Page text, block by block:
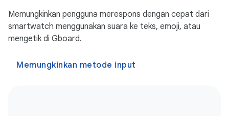
Memungkinkan pengguna merespons dengan cepat dari
smartwatch menggunakan suara ke teks, emoji, atau
mengetik di Gboard.
Memungkinkan metode input